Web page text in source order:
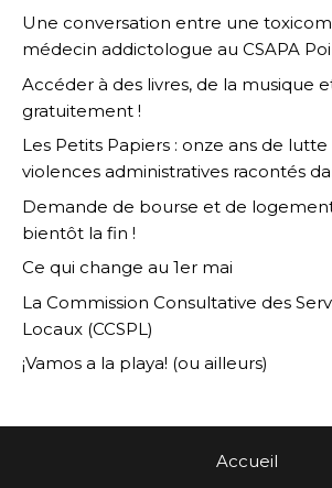
Une conversation entre une
médecin addictologue au CSAPA
Accéder à des livres, de la musique
gratuitement !
Les Petits Papiers : onze ans de
violences administratives racontés
Demande de bourse et de
bientôt la fin !
Ce qui change au 1er mai
La Commission Consultative des
Locaux (CCSPL)
¡Vamos a la playa! (ou ailleurs)
Accueil